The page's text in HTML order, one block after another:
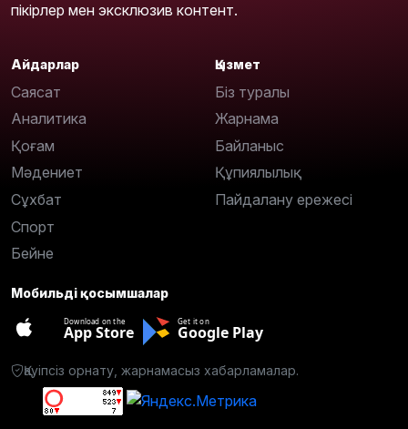
пікірлер мен эксклюзив контент.
Айдарлар
Саясат
Аналитика
Қоғам
Мәдениет
Сұхбат
Спорт
Бейне
Қызмет
Біз туралы
Жарнама
Байланыс
Құпиялылық
Пайдалану ережесі
Мобильді қосымшалар
Download on the
App Store
Get it on
Google Play
Қауіпсіз орнату, жарнамасыз хабарламалар.